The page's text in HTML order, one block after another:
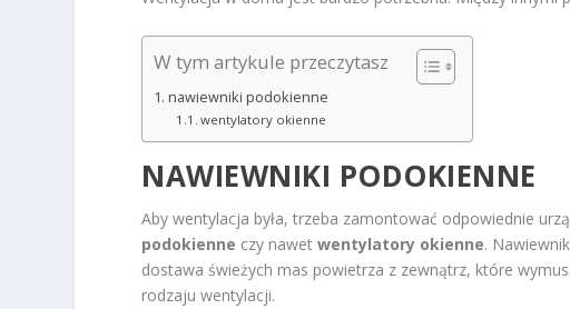
W tym artykule przeczytasz
nawiewniki podokienne
wentylatory okienne
NAWIEWNIKI PODOKIENNE
Aby wentylacja była, trzeba zamontować odpowiednie
podokienne czy nawetwentylatory okienne.
dostawa świeżych mas powietrza z zewnątrz, które
rodzaju wentylacji.